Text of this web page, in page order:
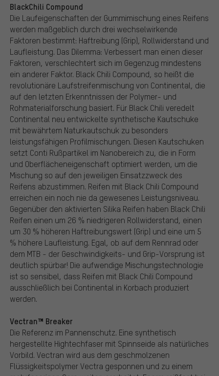
BlackChili Compound
Die Laufeigenschaften der Gummimischung eines Reifens
werden maßgeblich durch drei wechselwirkende
Faktoren bestimmt: Haftreibung (Grip), Rollwiderstand und
Laufleistung. Das Dilemma: Verbessert man einen dieser
Faktoren, verschlechtert sich im Gegenzug mindestens
ein anderer Faktor. Black Chili Compound, so heißt die
revolutionäre Laufstreifenmischung von Continental, die
auf den letzten Erkenntnissen der Polymer- und
Rohmaterialforschung basiert. Für Black Chili veredelt
Continental neu entwickelte synthetische Kautschuke
mit bewährtem Naturkautschuk zu besonders
leistungsfähigen Profilmischungen. Diesen Kautschuken
setzt Conti Rußpartikel im Nanobereich zu, die in Form
und Oberflächeneigenschaft optimiert werden, um die
Mischung so auf den jeweiligen Einsatzzweck des
Reifens abzustimmen. Reifen mit Black Chili Compound
erreichen ein noch nie da gewesenes Leistungsniveau.
Gegenüber den aktivierten Silika Reifen haben Black Chili
Reifen einen um 26 % niedrigeren Rollwiderstand, einen
um 30 % höheren Haftreibungswert (Grip) und eine um 5
% höhere Laufleistung. Egal, ob auf dem Rennrad oder
dem MTB - der Geschwindigkeits- und Grip-Vorsprung ist
deutlich spürbar! Die aufwendige Mischungstechnologie
ist so sensibel, dass Reifen mit Black Chili Compound
ausschließlich bei Continental in Korbach produziert
werden.
Vectran™ Breaker
Die Referenz im Pannenschutz. Eine synthetisch
hergestellte Hightechfaser mit Spinnseide als natürliches
Vorbild. Vectran wird aus dem geschmolzenen
Flüssigkeitspolymer Vectra gesponnen und zu einem